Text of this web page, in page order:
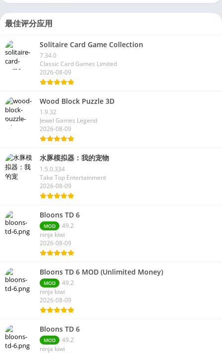
最佳评分应用
Solitaire Card Game Collection
7.34.0
Classic Card Games Limited
2026-08-09
Wood Block Puzzle 3D
1.9.32
Jewel Games Legend
2026-08-09
水豚模拟器：我的宠物
1.5.0.334
Take Top Entertainment
2026-08-09
Bloons TD 6
MOD
49.2
ninja kiwi
2026-08-09
Bloons TD 6 MOD (Unlimited Money)
MOD
49.2
ninja kiwi
2026-08-09
Bloons TD 6
MOD
49.2
ninja kiwi